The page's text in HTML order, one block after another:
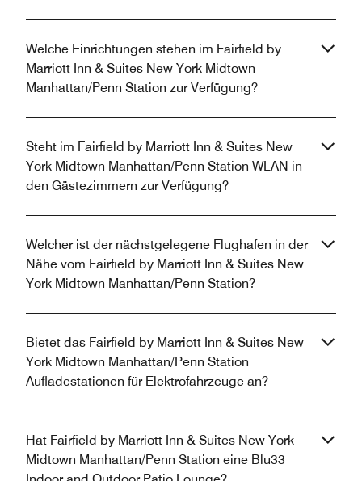
Welche Einrichtungen stehen im Fairfield by
Marriott Inn & Suites New York Midtown
Manhattan/Penn Station zur Verfügung?
Steht im Fairfield by Marriott Inn & Suites New
York Midtown Manhattan/Penn Station WLAN in
den Gästezimmern zur Verfügung?
Welcher ist der nächstgelegene Flughafen in der
Nähe vom Fairfield by Marriott Inn & Suites New
York Midtown Manhattan/Penn Station?
Bietet das Fairfield by Marriott Inn & Suites New
York Midtown Manhattan/Penn Station
Aufladestationen für Elektrofahrzeuge an?
Hat Fairfield by Marriott Inn & Suites New York
Midtown Manhattan/Penn Station eine Blu33